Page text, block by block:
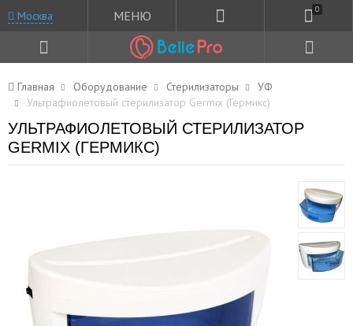
Москва МЕНЮ 0
Главная Оборудование Стерилизаторы
УФ
Ультрафиолетовый стерилизатор Germix (Гермикс)
УЛЬТРАФИОЛЕТОВЫЙ СТЕРИЛИЗАТОР
GERMIX (ГЕРМИКС)